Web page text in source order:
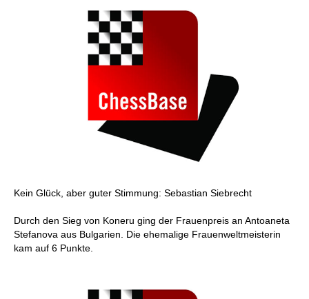
Kein Glück, aber guter Stimmung: Sebastian Siebrecht
Durch den Sieg von Koneru ging der Frauenpreis an Antoaneta
Stefanova aus Bulgarien. Die ehemalige Frauenweltmeisterin
kam auf 6 Punkte.